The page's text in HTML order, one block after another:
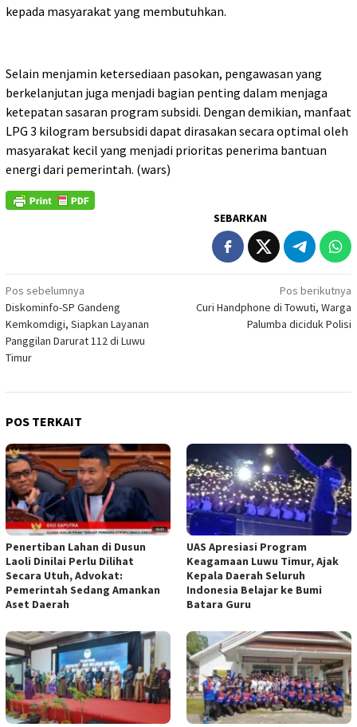
kepada masyarakat yang membutuhkan.
Selain menjamin ketersediaan pasokan, pengawasan yang
berkelanjutan juga menjadi bagian penting dalam menjaga
ketepatan sasaran program subsidi. Dengan demikian, manfaat
LPG 3 kilogram bersubsidi dapat dirasakan secara optimal oleh
masyarakat kecil yang menjadi prioritas penerima bantuan
energi dari pemerintah. (wars)
SEBARKAN
Navigasi
pos
Pos sebelumnya
Diskominfo-SP Gandeng
Kemkomdigi, Siapkan Layanan
Panggilan Darurat 112 di Luwu
Timur
Pos berikutnya
Curi Handphone di Towuti, Warga
Palumba diciduk Polisi
POS TERKAIT
Penertiban Lahan di Dusun
Laoli Dinilai Perlu Dilihat
Secara Utuh, Advokat:
Pemerintah Sedang Amankan
Aset Daerah
UAS Apresiasi Program
Keagamaan Luwu Timur, Ajak
Kepala Daerah Seluruh
Indonesia Belajar ke Bumi
Batara Guru